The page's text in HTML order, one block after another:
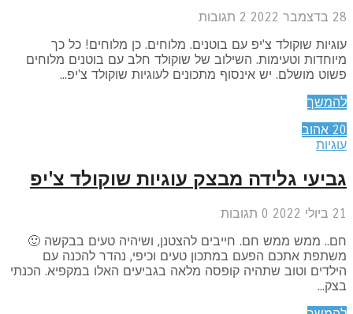
2022
2תגובות
שוקולד צ'יפ עם בוטנים. מלוחים. כן מלוחים! כל כך
וטעימות. השילוב של שוקולד חלב עם בוטנים מלוחים
מושלם. יש אינסוף מתכונים לעוגיות שוקולד צ'יפ...
אהוב
גלידה מבצק עוגיות שוקולד צ'יפ
0תגובות
ממש ממש חם. חייבים להצטנן, ושיהיה טעים בבקשה 🙂
אתכם הפעם במתכון טעים וכיפי, נהדר להכנה עם
וטוב שתהיה קופסה מלאה בגביעים האלו במקפיא. הכנתי